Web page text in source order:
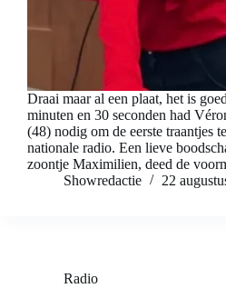
Draai maar al een plaat, het is
minuten en 30 seconden had
(48) nodig om de eerste traantjes
nationale radio. Een lieve
zoontje Maximilien, deed de
Showredactie
22
Radio